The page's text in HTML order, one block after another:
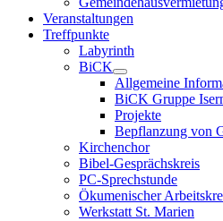
Veranstaltungen
Treffpunkte
Labyrinth
BiCK
Allgemeine
BiCK Gruppe
Projekte
Bepflanzung von
Kirchenchor
Bibel-Gesprächskreis
PC-Sprechstunde
Ökumenischer
Werkstatt St. Marien